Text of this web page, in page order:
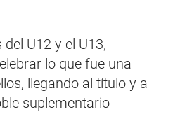
U12 y el U13,
lo que fue una
llegando al título y a
suplementario